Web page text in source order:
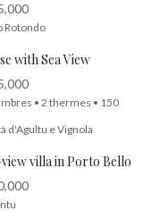
Rotondo
with Sea View
• 2 thermes • 150
d'Agultu e Vignola
villa in Porto Bello